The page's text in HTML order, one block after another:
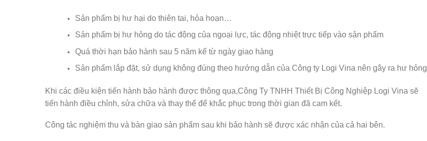
Sản phẩm bị hư hại do thiên tai, hỏa hoạn…
Sản phẩm bị hư hỏng do tác động của ngoại lực, tác động nhiệt trực tiếp vào sản phẩm
Quá thời hạn bảo hành sau 5 năm kể từ ngày giao hàng
Sản phẩm lắp đặt, sử dụng không đúng theo hướng dẫn của Công ty Logi Vina nên gây ra hư hỏng
Khi các điều kiện tiến hành bảo hành được thông qua,Công Ty TNHH Thiết Bị Công Nghiệp Logi Vina sẽ
tiến hành điều chỉnh, sửa chữa và thay thế để khắc phục trong thời gian đã cam kết.
Công tác nghiệm thu và bàn giao sản phẩm sau khi bảo hành sẽ được xác nhận của cả hai bên.